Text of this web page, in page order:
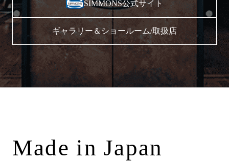
SIMMONS公式サイト
ギャラリー＆ショールーム/取扱店
Made in Japan